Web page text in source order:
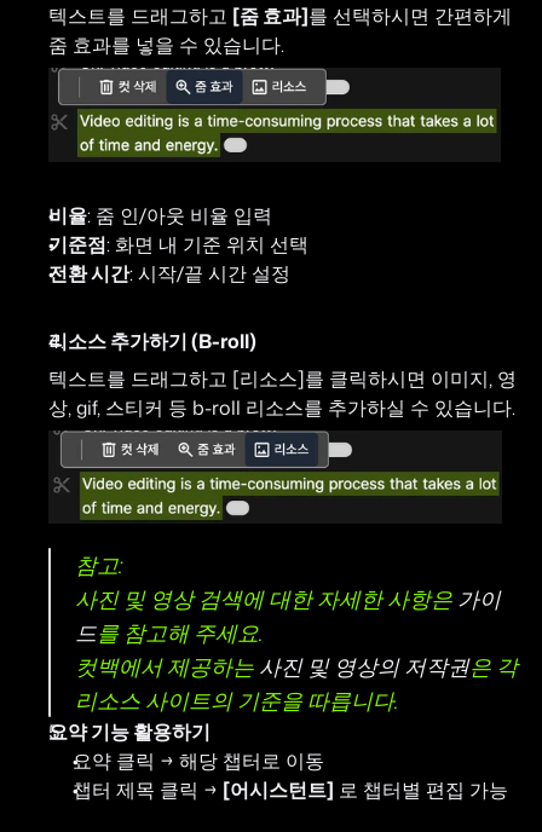
텍스트를 드래그하고 [줌 효과]를 선택하시면 간편하게
줌 효과를 넣을 수 있습니다.
비율: 줌 인/아웃 비율 입력
기준점: 화면 내 기준 위치 선택
전환 시간: 시작/끝 시간 설정
리소스 추가하기 (B-roll)
텍스트를 드래그하고 [리소스]를 클릭하시면 이미지, 영
참고:
사진 및 영상 검색에 대한 자세한 사항은 가이
드를 참고해 주세요.
컷백에서 제공하는 사진 및 영상의 저작권은 각
리소스 사이트의 기준을 따릅니다.
요약 기능 활용하기
요약 클릭 → 해당 챕터로 이동
챕터 제목 클릭 → [어시스턴트] 로 챕터별 편집 가능